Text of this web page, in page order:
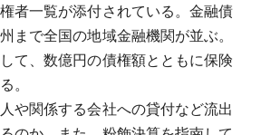
者一覧が添付されている。金融債
まで全国の地域金融機関が並ぶ。
て、数億円の債権額とともに保険
。
や関係する会社への貸付など流出